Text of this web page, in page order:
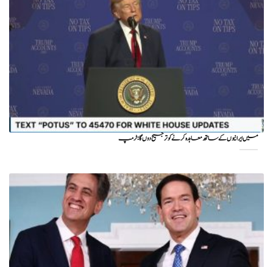
میں ایرانیوں کے ساتھ معاہدہ کرنے کو ترجیح دوں گا : ٹرمپ